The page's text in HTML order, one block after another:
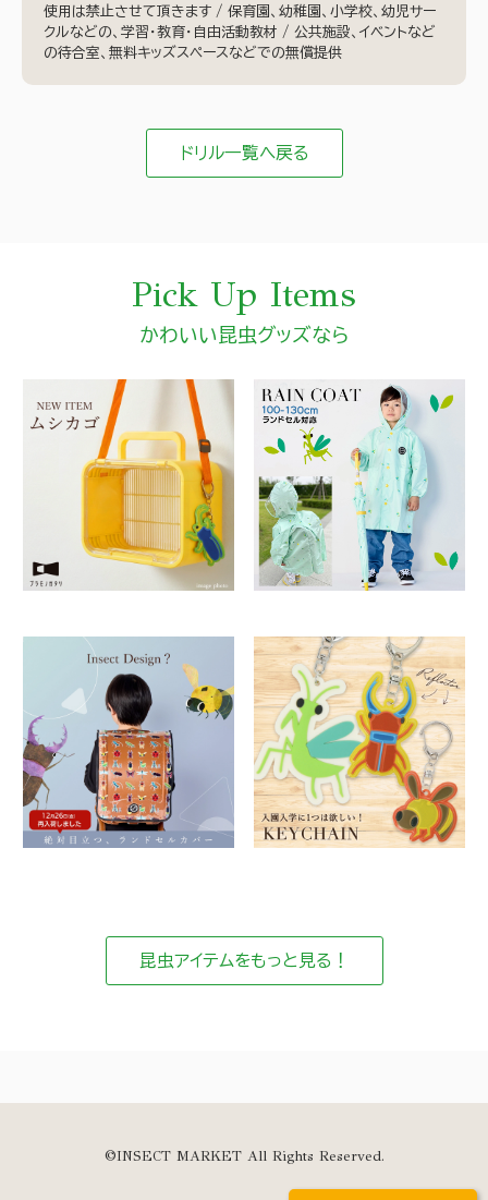
使用は禁止させて頂きます / 保育園、幼稚園、小学校、幼児サー
クルなどの、学習・教育・自由活動教材 / 公共施設、イベントなど
の待合室、無料キッズスペースなどでの無償提供
ドリル一覧へ戻る
Pick Up Items
かわいい昆虫グッズなら
昆虫アイテムをもっと見る！
©INSECT MARKET All Rights Reserved.